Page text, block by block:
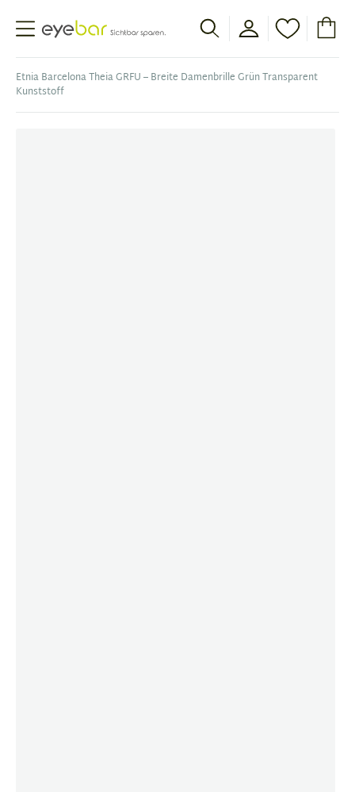
Abele Optic
Etnia Barcelona Theia GRFU – Breite Damenbrille Grün Transparent
Kunststoff